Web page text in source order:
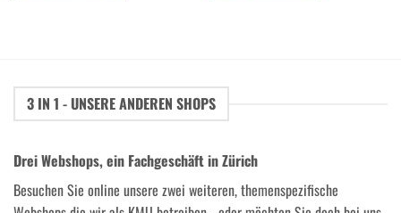
3 IN 1 - UNSERE ANDEREN SHOPS
Drei Webshops, ein Fachgeschäft in Zürich
Besuchen Sie online unsere zwei weiteren, themenspezifische